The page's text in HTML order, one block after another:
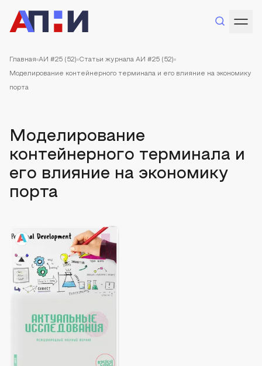
Главная АИ #25 (52) Статьи журнала АИ #25 (52)
Моделирование контейнерного терминала и его влияние на экономику
порта
Моделирование
контейнерного терминала и
его влияние на экономику
порта